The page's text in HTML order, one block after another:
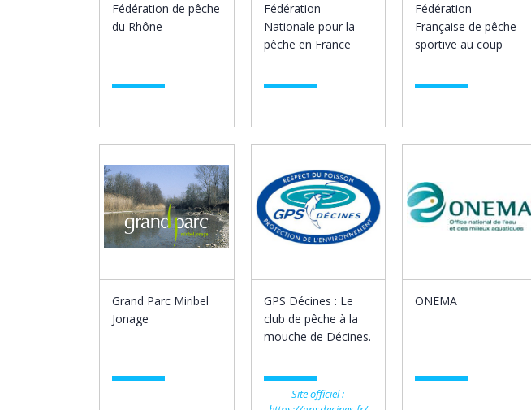
Fédération de pêche
du Rhône
Fédération
Nationale pour la
pêche en France
Fédération
Française de pêche
sportive au coup
Grand Parc Miribel
Jonage
GPS Décines : Le
club de pêche à la
mouche de Décines.
Site officiel :
ONEMA